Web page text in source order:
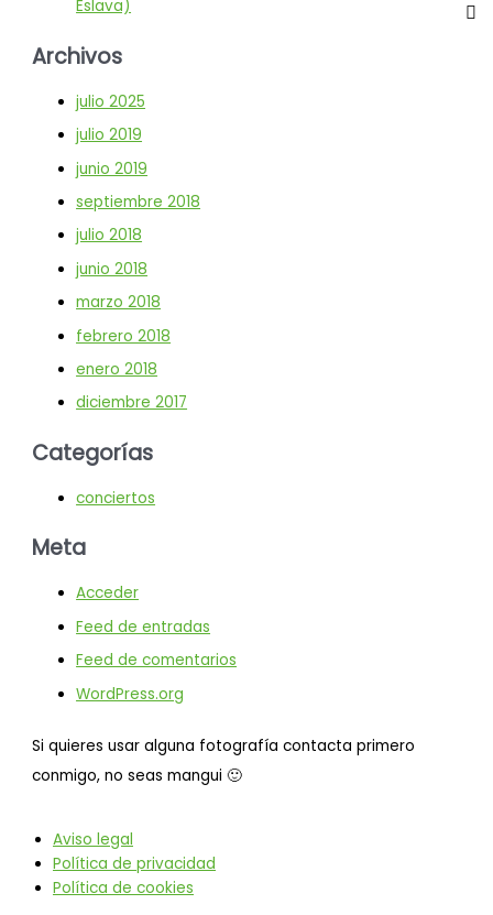
Eslava)
Archivos
julio 2025
julio 2019
junio 2019
septiembre 2018
julio 2018
junio 2018
marzo 2018
febrero 2018
enero 2018
diciembre 2017
Categorías
conciertos
Meta
Acceder
Feed de entradas
Feed de comentarios
WordPress.org
Si quieres usar alguna fotografía contacta primero
conmigo, no seas mangui 🙂
Aviso legal
Política de privacidad
Política de cookies